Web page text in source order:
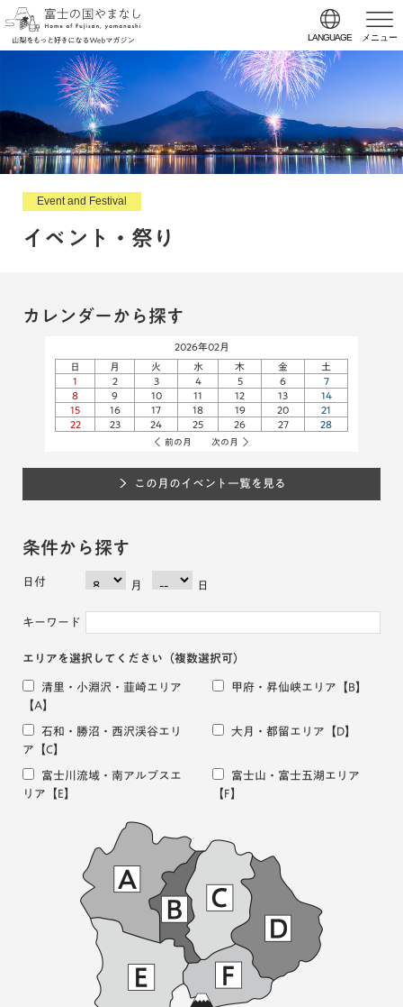
LANGUAGE メニュー
Event and Festival
イベント・祭り
カレンダーから探す
2026年02月
日
月 火 水 木 金
土
1
2 3 4 5 6
7
8
9 10 11 12 13
14
15
16 17 18 19 20
21
22
23 24 25 26 27 28
前の月 次の月
この月のイベント一覧を見る
条件から探す
日付 月 日
キーワード
エリアを選択してください （複数選択可）
清里・小淵沢・韮崎エリア
【A】
甲府・昇仙峡エリア 【B】
石和・勝沼・西沢渓谷エリ
ア 【C】
大月・都留エリア 【D】
富士川流域・南アルプスエ
リア 【E】
富士山・富士五湖エリア
【F】